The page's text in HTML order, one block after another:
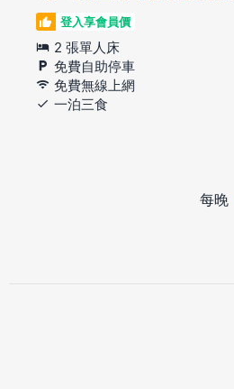
登入享會員價
2 張單人床
免費自助停車
免費無線上網
一泊三食
每晚